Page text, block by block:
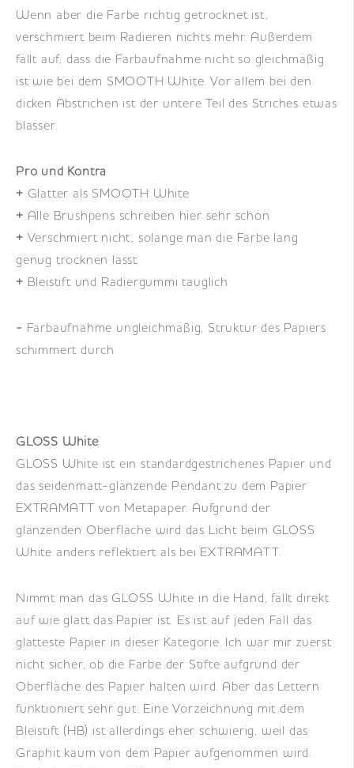
Wenn aber die Farbe richtig getrocknet ist,
verschmiert beim Radieren nichts mehr. Außerdem
fällt auf, dass die Farbaufnahme nicht so gleichmäßig
ist wie bei dem SMOOTH White. Vor allem bei den
dicken Abstrichen ist der untere Teil des Striches etwas
blasser.
Pro und Kontra
+ Glatter als SMOOTH White
+ Alle Brushpens schreiben hier sehr schön
+ Verschmiert nicht, solange man die Farbe lang
genug trocknen lässt
+ Bleistift und Radiergummi tauglich
- Farbaufnahme ungleichmäßig, Struktur des Papiers
schimmert durch
GLOSS White
GLOSS White ist ein standardgestrichenes Papier und
das seidenmatt-glänzende Pendant zu dem Papier
EXTRAMATT von Metapaper. Aufgrund der
glänzenden Oberfläche wird das Licht beim GLOSS
White anders reflektiert als bei EXTRAMATT.
Nimmt man das GLOSS White in die Hand, fällt direkt
auf wie glatt das Papier ist. Es ist auf jeden Fall das
glatteste Papier in dieser Kategorie. Ich war mir zuerst
nicht sicher, ob die Farbe der Stifte aufgrund der
Oberfläche des Papier halten wird. Aber das Lettern
funktioniert sehr gut. Eine Vorzeichnung mit dem
Bleistift (HB) ist allerdings eher schwierig, weil das
Graphit kaum von dem Papier aufgenommen wird.